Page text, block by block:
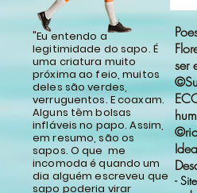
ser
-
"Eu entendo a
legitimidade do sapo. É
uma criatura muito
próxima ao feio, muitos
deles são verdes,
verruguentos. E coaxam.
Alguns têm bolsas
infláveis no papo. Assim,
em resumo, são os
sapos. O que me
incomoda é quando um
dia alguém escreveu que
sapo poderia virar